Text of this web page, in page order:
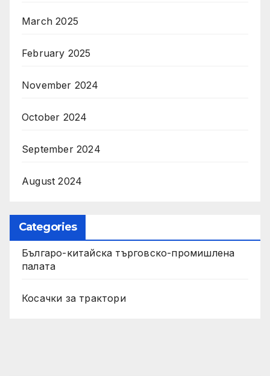
March 2025
February 2025
November 2024
October 2024
September 2024
August 2024
Categories
Българо-китайска търговско-промишлена
палата
Косачки за трактори